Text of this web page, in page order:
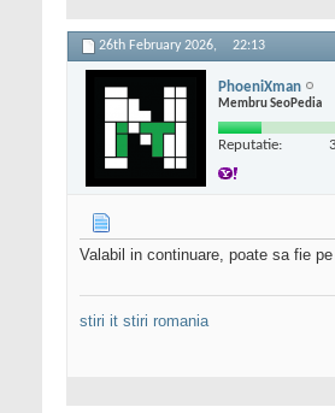
26th February 2026, 22:13
PhoeniXman
Membru SeoPedia
Reputatie:
Valabil in continuare, poate sa fie
stiri it stiri romania